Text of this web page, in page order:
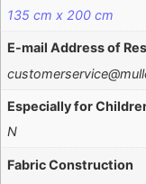
135 cm x 200 cm
E-mail Address of
Especially for
N
Fabric Construction